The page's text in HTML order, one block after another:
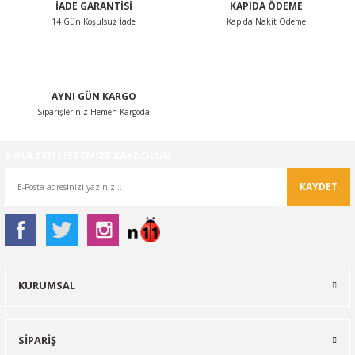
İADE GARANTİSİ
14 Gün Koşulsuz İade
KAPIDA ÖDEME
Kapıda Nakit Ödeme
AYNI GÜN KARGO
Siparişleriniz Hemen Kargoda
KAYDET
KURUMSAL
SİPARİŞ